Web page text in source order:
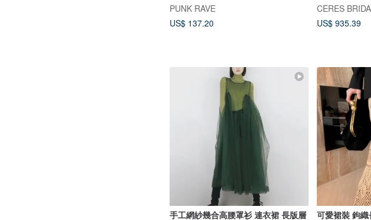
PUNK RAVE
US$ 137.20
CERES
US$ 935.39
手工網紗幾合高腰罩衫 連衣裙 長版層
可愛裙裝 鉤